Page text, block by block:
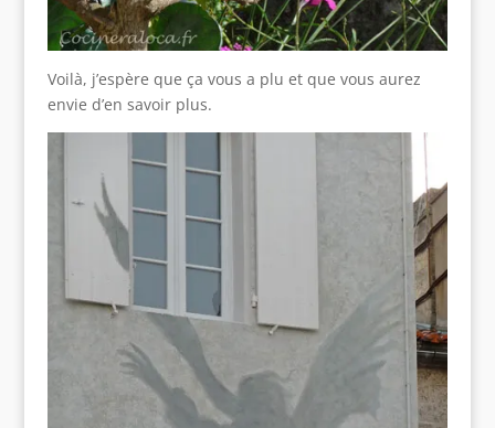
Voilà, j’espère que ça vous a plu et que vous aurez
envie d’en savoir plus.